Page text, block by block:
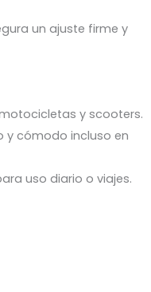
un ajuste firme y
y scooters.
y cómodo incluso en
uso diario o viajes.